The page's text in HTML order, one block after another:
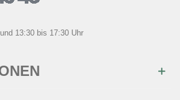
13:30 bis 17:30 Uhr